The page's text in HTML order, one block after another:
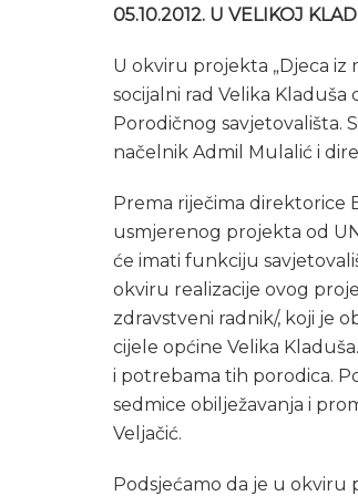
05.10.2012. U VELIKOJ
U okviru projekta „Djeca iz
socijalni rad Velika
Porodičnog savjetovališta.
načelnik Admil Mulalić i
Prema riječima direktorice
usmjerenog projekta od
će imati funkciju
okviru realizacije ovog
zdravstveni radnik/, koji je
cijele općine Velika
i potrebama tih porodica.
sedmice obilježavanja i
Veljačić.
Podsjećamo da je u okviru